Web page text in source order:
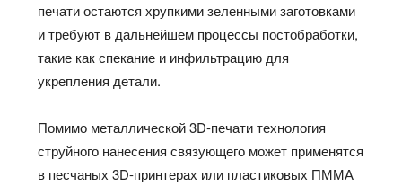
печати остаются хрупкими зеленными заготовками
и требуют в дальнейшем процессы постобработки,
такие как спекание и инфильтрацию для
укрепления детали.
Помимо металлической 3D-печати технология
струйного нанесения связующего может применятся
в песчаных 3D-принтерах или пластиковых ПММА